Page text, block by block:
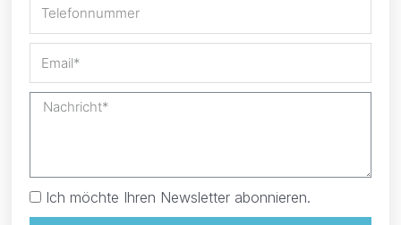
Ich möchte Ihren Newsletter abonnieren.